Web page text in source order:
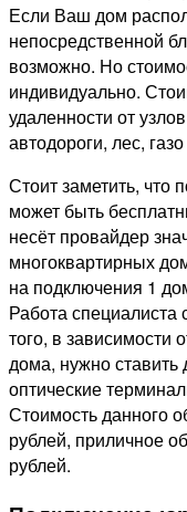
Если Ваш дом
непосредственной
возможно. Но
индивидуально.
удаленности от
автодороги, лес,
Стоит заметить, что
может быть
несёт провайдер
многоквартирных
на подключения 1
Работа специалиста
того, в зависимости
дома, нужно ставить
оптические
Стоимость данного
рублей, приличное
рублей.